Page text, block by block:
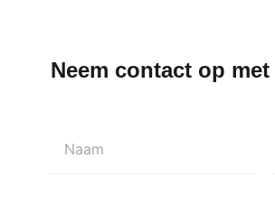
Neem contact op met
Naam